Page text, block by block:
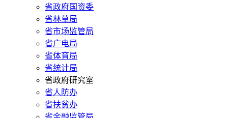
省政府国资委
省林草局
省市场监管局
省广电局
省体育局
省统计局
省政府研究室
省人防办
省扶贫办